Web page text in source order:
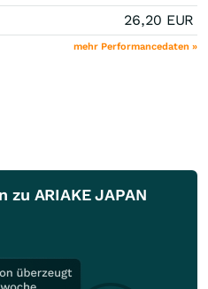
26,20 EUR
mehr Performancedaten »
zu ARIAKE JAPAN